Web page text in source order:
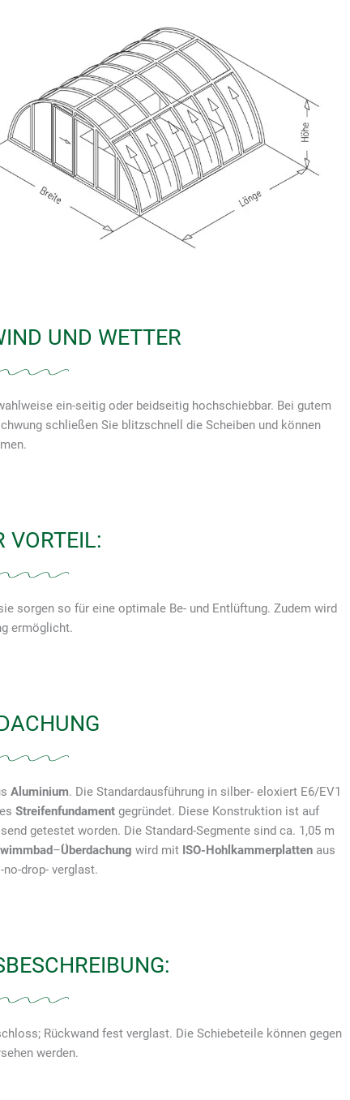
UND WETTER
ein-seitig oder beidseitig hochschiebbar. Bei gutem
schließen Sie blitzschnell die Scheiben und können
VORTEIL:
sorgen so für eine optimale Be- und Entlüftung. Zudem wird
ermöglicht.
Aluminium. Die Standardausführung in silber- eloxiert E6/EV1
Streifenfundamentgegründet. Diese Konstruktion ist auf
getestet worden. Die Standard-Segmente sind ca. 1,05 m
–Überdachung wird mit ISO-Hohlkammerplatten aus
drop- verglast.
Rückwand fest verglast. Die Schiebeteile können gegen
werden.